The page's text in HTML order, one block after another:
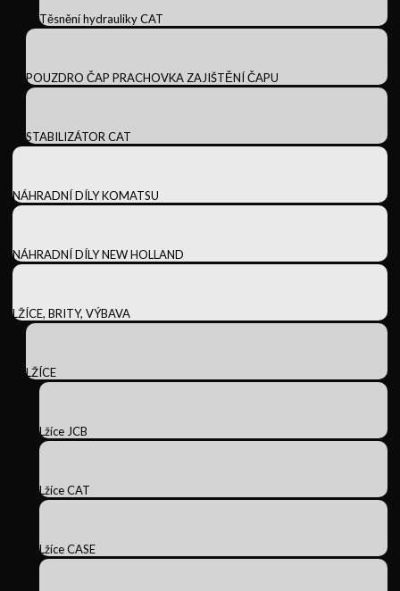
Těsnění hydrauliky CAT
POUZDRO ČAP PRACHOVKA ZAJIŠTĚNÍ ČAPU
STABILIZÁTOR CAT
NÁHRADNÍ DÍLY KOMATSU
NÁHRADNÍ DÍLY NEW HOLLAND
LŽÍCE, BRITY, VÝBAVA
LŽÍCE
Lžíce JCB
Lžíce CAT
Lžíce CASE